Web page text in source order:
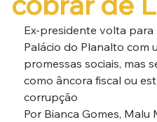
Ex-presidente volta
Palácio do Planalto com
promessas sociais, mas
como âncora fiscal ou
corrupção
Por Bianca Gomes, Malu